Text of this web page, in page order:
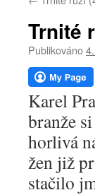
webu
Trnité
Publikováno
Karel
branže
horlivá
žen již
stačilo